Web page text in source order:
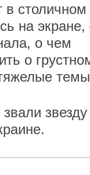
в столичном
на экране,
о чем
о
звезду